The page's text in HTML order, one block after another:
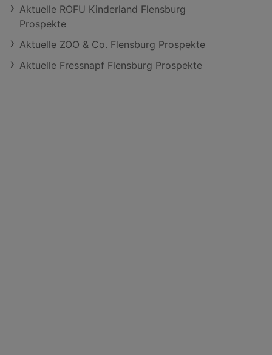
Aktuelle ROFU Kinderland Flensburg
Prospekte
Aktuelle ZOO & Co. Flensburg Prospekte
Aktuelle Fressnapf Flensburg Prospekte